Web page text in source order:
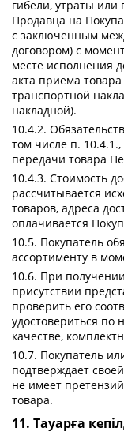
гибели, утраты или
Продавца на
с заключенным
договором) с
месте исполнения
акта приёма
транспортной
накладной).
10.4.2.
том числе п.
передачи товара
10.4.3. Стоимость
рассчитывается
товаров, адреса
оплачивается
10.5. Покупатель
ассортименту в
10.6. При
присутствии
проверить его
удостовериться по
качестве,
10.7. Покупатель
подтверждает
не имеет
товара.
11. Тауарға